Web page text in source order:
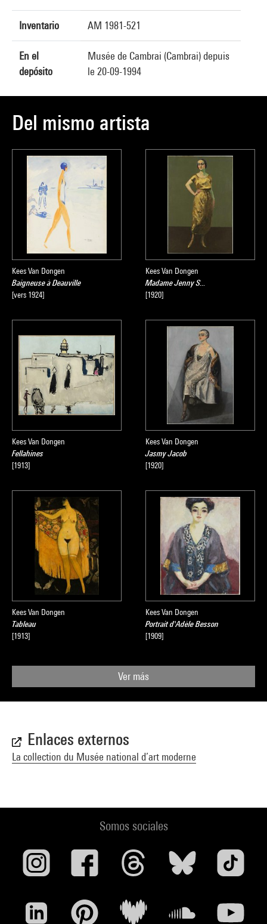
Inventario AM 1981-521
En el
depósito
Musée de Cambrai (Cambrai) depuis
le 20-09-1994
Del mismo artista
Kees Van Dongen
Baigneuse à Deauville
[vers 1924]
Kees Van Dongen
Madame Jenny S...
[1920]
Kees Van Dongen
Fellahines
[1913]
Kees Van Dongen
Jasmy Jacob
[1920]
Kees Van Dongen
Tableau
[1913]
Kees Van Dongen
Portrait d'Adèle Besson
[1909]
Ver más
Enlaces externos
La collection du Musée national d’art moderne
Somos sociales